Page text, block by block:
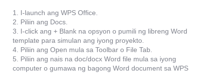
1. I-launch ang WPS Office.
2. Piliin ang Docs.
3. I-click ang + Blank na opsyon o pumili ng libreng Word
template para simulan ang iyong proyekto.
4. Piliin ang Open mula sa Toolbar o File Tab.
5. Piliin ang nais na doc/docx Word file mula sa iyong
computer o gumawa ng bagong Word document sa WPS